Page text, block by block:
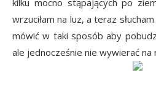
kilku mocno stąpających po
wrzuciłam na luz, a teraz
mówić w taki sposób aby
ale jednocześnie nie wywierać na